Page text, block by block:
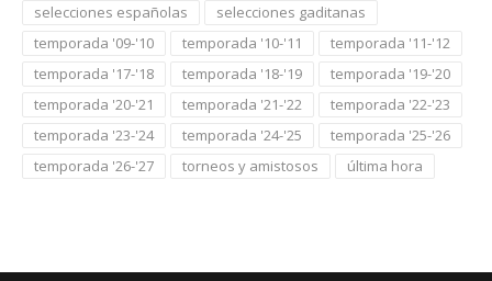
selecciones españolas
selecciones gaditanas
temporada '09-'10
temporada '10-'11
temporada '11-'12
temporada '17-'18
temporada '18-'19
temporada '19-'20
temporada '20-'21
temporada '21-'22
temporada '22-'23
temporada '23-'24
temporada '24-'25
temporada '25-'26
temporada '26-'27
torneos y amistosos última hora